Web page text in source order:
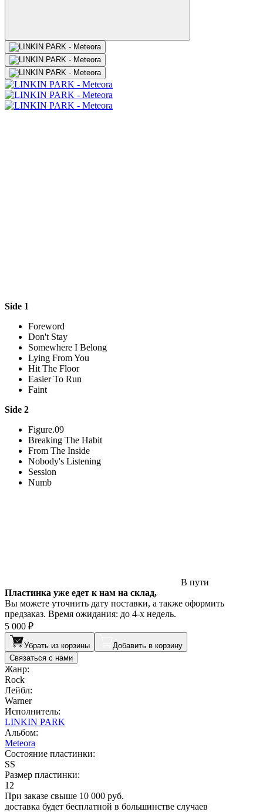
Side 1
Foreword
Don't Stay
Somewhere I Belong
Lying From You
Hit The Floor
Easier To Run
Faint
Side 2
Figure.09
Breaking The Habit
From The Inside
Nobody's Listening
Session
Numb
В пути
Пластинка уже едет к нам на склад,
Вы можете уточнить дату поставки, а также оформить
предзаказ. Время ожидания: до 4-х недель.
5 000 ₽
Убрать из корзины
Добавить в корзину
Связаться с нами
Жанр:
Rock
Лейбл:
Warner
Исполнитель:
LINKIN PARK
Альбом:
Meteora
Состояние пластинки:
SS
Размер пластинки:
12
При заказе свыше 10 000 руб.
доставка будет бесплатной в большинстве случаев